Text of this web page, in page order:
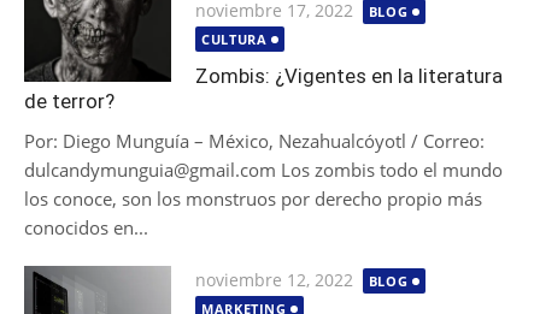
Publicada
el
noviembre 17, 2022
BLOG
CULTURA
Zombis: ¿Vigentes en la literatura
de terror?
Por: Diego Munguía – México, Nezahualcóyotl / Correo:
dulcandymunguia@gmail.com Los zombis todo el mundo
los conoce, son los monstruos por derecho propio más
conocidos en...
Publicada
el
noviembre 12, 2022
BLOG
MARKETING